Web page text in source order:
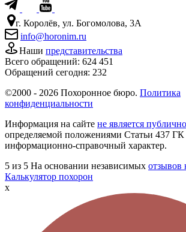
г. Королёв, ул. Богомолова, 3А
info@horonim.ru
Наши представительства
Всего обращений: 624 451
Обращений сегодня: 232
©2000 - 2026 Похоронное бюро. Политика
конфиденциальности
Информация на сайте не является
определяемой положениями Статьи 437
информационно-справочный характер.
5 из 5 На основании независимых отзывов
Калькулятор похорон
x